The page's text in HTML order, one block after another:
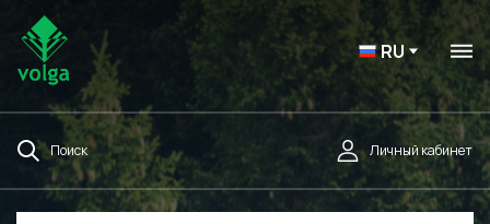
RU
Поиск Личный кабинет